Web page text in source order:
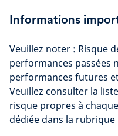
Informations
Veuillez noter : Risque
performances passées
performances futures
Veuillez consulter la
risque propres à
dédiée dans la rubrique